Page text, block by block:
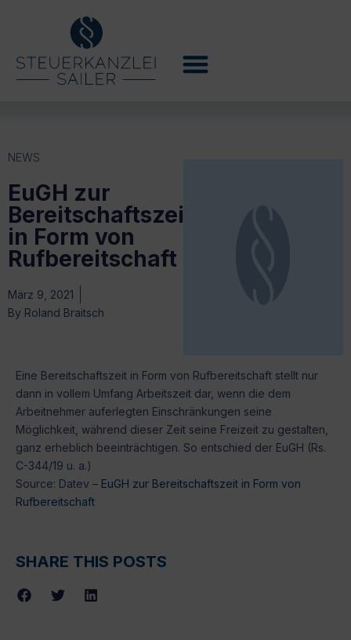
NEWS
EuGH zur
Bereitschaftszeit
in Form von
Rufbereitschaft
März 9, 2021
By Roland Braitsch
Eine Bereitschaftszeit in Form von Rufbereitschaft stellt nur
dann in vollem Umfang Arbeitszeit dar, wenn die dem
Arbeitnehmer auferlegten Einschränkungen seine
Möglichkeit, während dieser Zeit seine Freizeit zu gestalten,
ganz erheblich beeinträchtigen. So entschied der EuGH (Rs.
C-344/19 u. a.)
Source: Datev – EuGH zur Bereitschaftszeit in Form von
Rufbereitschaft
SHARE THIS POSTS